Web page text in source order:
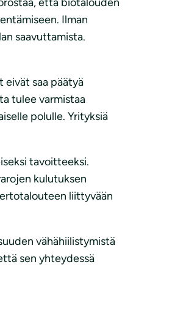
Ilman
saavuttamista.
eivät saa päätyä
tulee varmistaa
polulle. Yrityksiä
tavoitteeksi.
kulutuksen
liittyvään
vähähiilistymistä
sen yhteydessä